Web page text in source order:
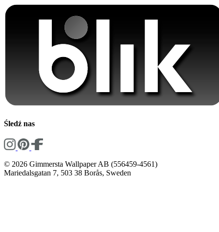
Śledź nas
© 2026 Gimmersta Wallpaper AB (556459-4561)
Mariedalsgatan 7, 503 38 Borås, Sweden